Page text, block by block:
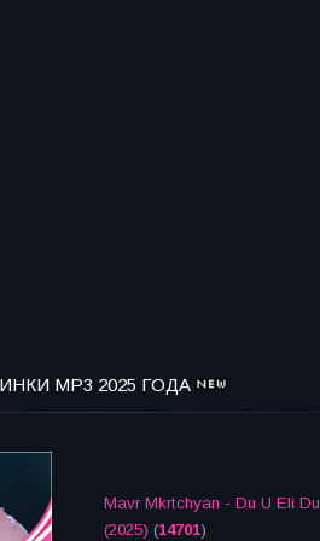
MP3 2025 ГОДА
Mavr Mkrtchyan - Du U Eli Du
(2025) (14701)